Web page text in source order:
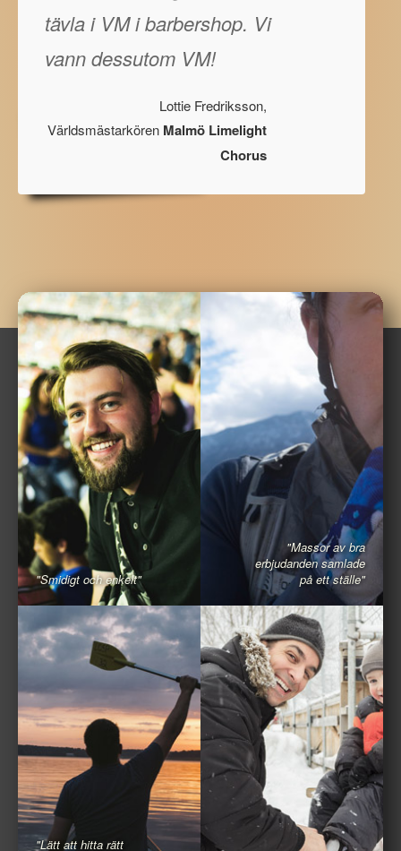
tävla i VM i barbershop. Vi
vann dessutom VM!
Lottie Fredriksson,
Världsmästarkören Malmö Limelight
Chorus
"Smidigt och enkelt"
"Massor av bra
erbjudanden samlade
på ett ställe"
"Lätt att hitta rätt